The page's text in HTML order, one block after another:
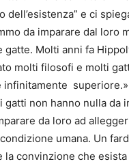
dell’esistenza” e ci
da imparare dal loro
gatte. Molti anni fa
molti filosofi e molti
infinitamente
gatti non hanno nulla da
da loro ad
umana. Un
la convinzione che